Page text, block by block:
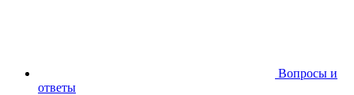
Вопросы и
ответы